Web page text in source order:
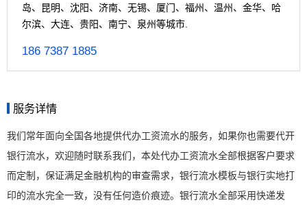
岛、昆明、沈阳、济南、无锡、厦门、福州、温州、金华、哈
尔滨、大连、贵阳、南宁、泉州等城市.
186 7387 1885
服务详情
我们常年面向全国各地提供代办工资流水的服务，如果你也需要代开
银行流水，欢迎随时联系我们，本处代办工资流水全部根据客户要求
而定制，保证满足金融机构的审查需求，银行流水模板与银行实地打
印的流水完全一致，没有任何造价痕迹。银行流水全部采用快递发